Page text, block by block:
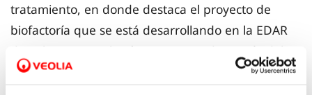
tratamiento, en donde destaca el proyecto de
biofactoría que se está desarrollando en la EDAR
de Palencia, instalación que ya produce más del 50
% de la energía que consume.